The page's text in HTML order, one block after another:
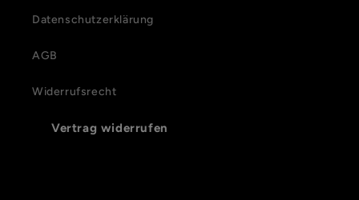
Datenschutzerklärung
AGB
Widerrufsrecht
Vertrag widerrufen